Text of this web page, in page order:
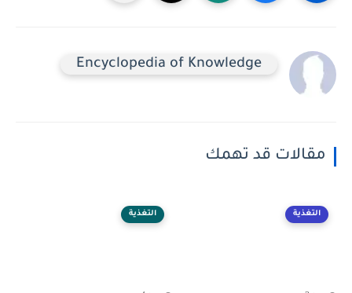
Encyclopedia of Knowledge
مقالات قد تهمك
التغذية التغذية